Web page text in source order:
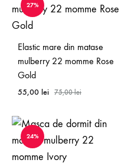
27%
Elastic mare din matase
mulberry 22 momme Rose
Gold
55,00 lei 75,00lei
24%